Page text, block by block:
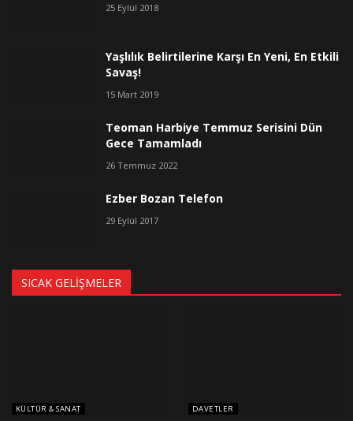
25 Eylül 2018
Yaşlılık Belirtilerine Karşı En Yeni, En Etkili
Savaş!
15 Mart 2019
Teoman Harbiye Temmuz Serisini Dün
Gece Tamamladı
26 Temmuz 2022
Ezber Bozan Telefon
29 Eylül 2017
SICAK GELIŞMELER
KÜLTÜR & SANAT DAVETLER